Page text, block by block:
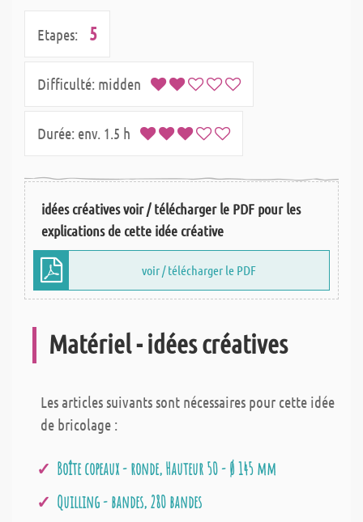
Etapes: 5
Difficulté: midden
Durée: env. 1.5 h
idées créatives voir / télécharger le PDF pour les
explications de cette idée créative
voir / télécharger le PDF
Matériel - idées créatives
Les articles suivants sont nécessaires pour cette idée
de bricolage :
Boîte copeaux - ronde, Hauteur 50 - Ø 145 mm
Quilling - bandes, 280 bandes